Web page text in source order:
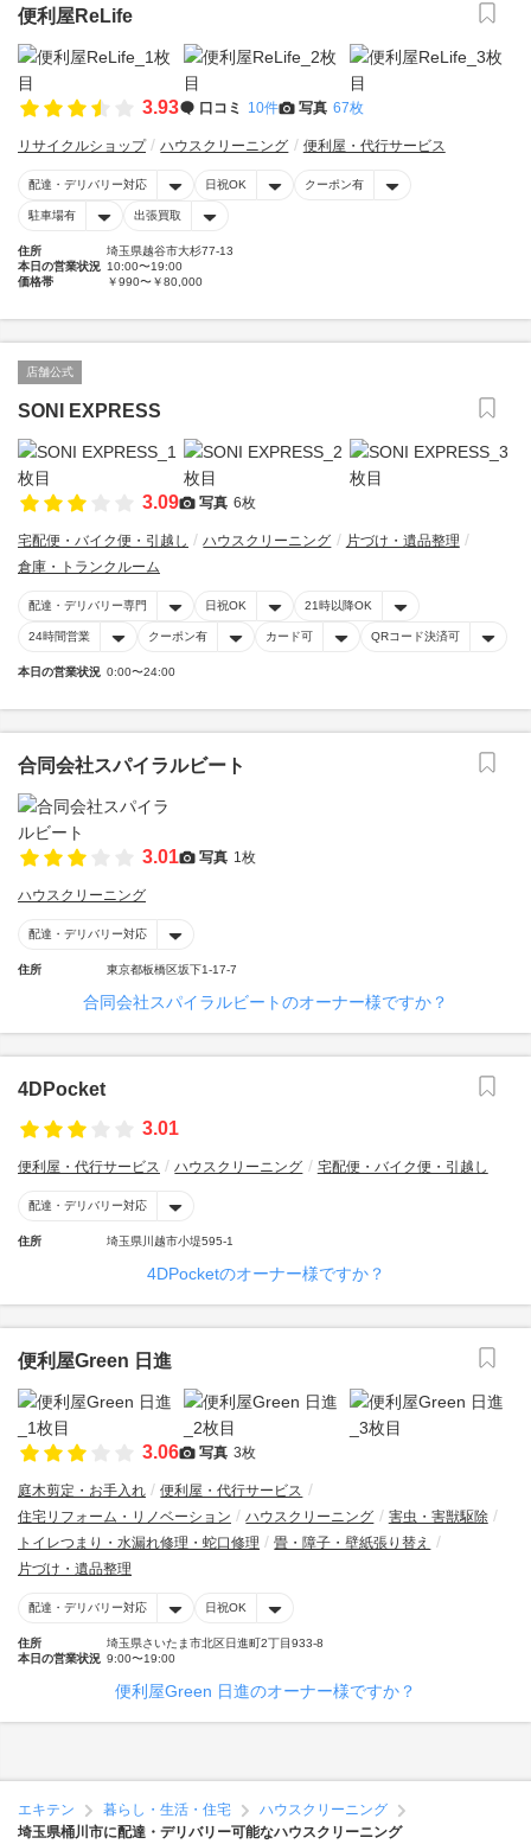
便利屋ReLife
3.93 口コミ 10件 写真 67枚
リサイクルショップ ハウスクリーニング 便利屋・代行サービス
配達・デリバリー対応 日祝OK クーポン有
駐車場有 出張買取
住所
埼玉県越谷市大杉77-13
本日の営業状況 10:00〜19:00
価格帯
￥990〜￥80,000
店舗公式
SONI EXPRESS
3.09 写真 6枚
宅配便・バイク便・引越し ハウスクリーニング
片づけ・遺品整理
倉庫・トランクルーム
配達・デリバリー専門 日祝OK 21時以降OK
24時間営業 クーポン有 カード可 QRコード決済可
本日の営業状況 0:00〜24:00
合同会社スパイラルビート
3.01 写真 1枚
ハウスクリーニング
配達・デリバリー対応
住所 東京都板橋区坂下1-17-7
合同会社スパイラルビートのオーナー様ですか？
4DPocket
3.01
便利屋・代行サービス ハウスクリーニング 宅配便・バイク便・引越し
配達・デリバリー対応
住所 埼玉県川越市小堤595-1
4DPocketのオーナー様ですか？
便利屋Green 日進
3.06 写真 3枚
庭木剪定・お手入れ
便利屋・代行サービス
住宅リフォーム・リノベーション
ハウスクリーニング
害虫・害獣駆除
トイレつまり・水漏れ修理・蛇口修理
畳・障子・壁紙張り替え
片づけ・遺品整理
配達・デリバリー対応 日祝OK
住所
埼玉県さいたま市北区日進町2丁目933-8
本日の営業状況 9:00〜19:00
便利屋Green 日進のオーナー様ですか？
エキテン 暮らし・生活・住宅
ハウスクリーニング
埼玉県桶川市に配達・デリバリー可能なハウスクリーニング